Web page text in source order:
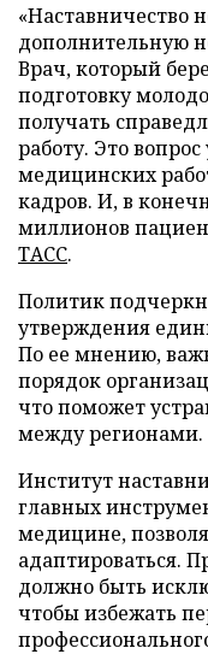
«Наставничество
дополнительную
Врач, который
подготовку
получать
работу. Это
медицинских
кадров. И, в
миллионов
ТАСС.
Политик
утверждения
По ее мнению,
порядок
что поможет
между регионами.
Институт
главных
медицине,
адаптироваться.
должно быть
чтобы избежать